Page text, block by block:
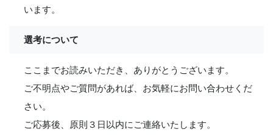
います。
選考について
ここまでお読みいただき、ありがとうございます。
ご不明点やご質問があれば、お気軽にお問い合わせくだ
さい。
ご応募後、原則３日以内にご連絡いたします。